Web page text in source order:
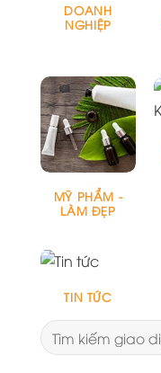
DOANH
NGHIỆP
MỸ PHẨM -
LÀM ĐẸP
TIN TỨC
Tìm
kiếm: